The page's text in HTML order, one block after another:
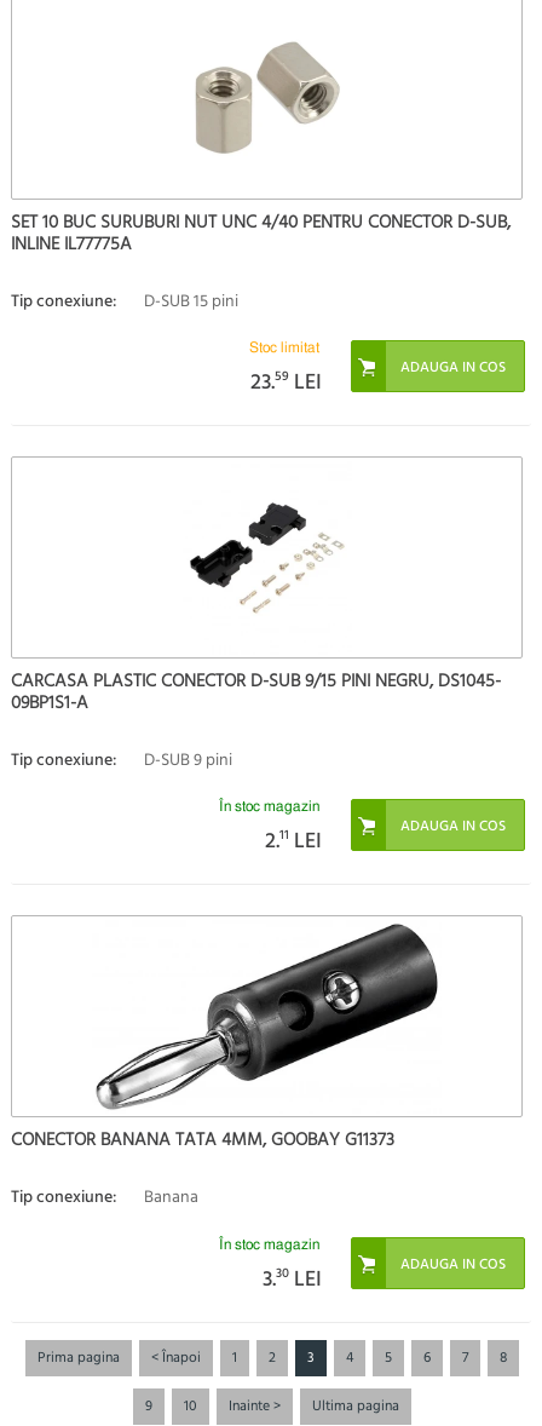
SET 10 BUC SURUBURI NUT UNC 4/40 PENTRU CONECTOR D-SUB,
INLINE IL77775A
Tip conexiune: D-SUB 15 pini
Stoc limitat
23.59 LEI
CARCASA PLASTIC CONECTOR D-SUB 9/15 PINI NEGRU, DS1045-
09BP1S1-A
Tip conexiune: D-SUB 9 pini
În stoc magazin
2.11 LEI
CONECTOR BANANA TATA 4MM, GOOBAY G11373
Tip conexiune: Banana
În stoc magazin
3.30 LEI
Prima pagina < Înapoi 1 2 3 4 5 6 7
8
9
10 Inainte > Ultima pagina